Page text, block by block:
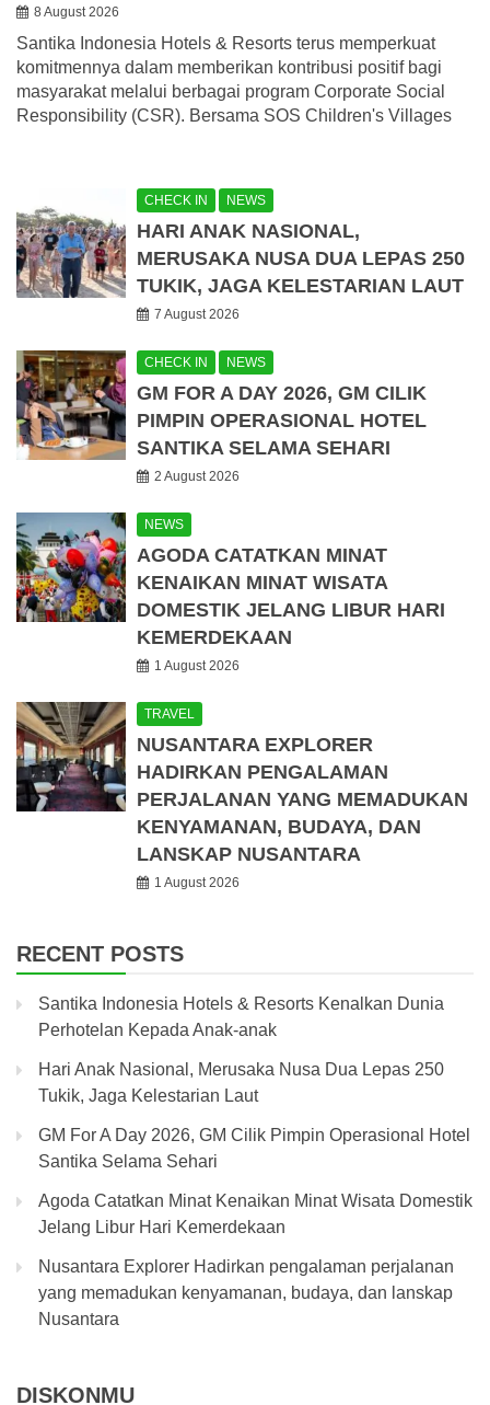
8 August 2026
Santika Indonesia Hotels & Resorts terus memperkuat
komitmennya dalam memberikan kontribusi positif bagi
masyarakat melalui berbagai program Corporate Social
Responsibility (CSR). Bersama SOS Children's Villages
CHECK IN NEWS
HARI ANAK NASIONAL,
MERUSAKA NUSA DUA LEPAS 250
TUKIK, JAGA KELESTARIAN LAUT
7 August 2026
CHECK IN NEWS
GM FOR A DAY 2026, GM CILIK
PIMPIN OPERASIONAL HOTEL
SANTIKA SELAMA SEHARI
2 August 2026
NEWS
AGODA CATATKAN MINAT
KENAIKAN MINAT WISATA
DOMESTIK JELANG LIBUR HARI
KEMERDEKAAN
1 August 2026
TRAVEL
NUSANTARA EXPLORER
HADIRKAN PENGALAMAN
PERJALANAN YANG MEMADUKAN
KENYAMANAN, BUDAYA, DAN
LANSKAP NUSANTARA
1 August 2026
RECENT POSTS
Santika Indonesia Hotels & Resorts Kenalkan Dunia
Perhotelan Kepada Anak-anak
Hari Anak Nasional, Merusaka Nusa Dua Lepas 250
Tukik, Jaga Kelestarian Laut
GM For A Day 2026, GM Cilik Pimpin Operasional Hotel
Santika Selama Sehari
Agoda Catatkan Minat Kenaikan Minat Wisata Domestik
Jelang Libur Hari Kemerdekaan
Nusantara Explorer Hadirkan pengalaman perjalanan
yang memadukan kenyamanan, budaya, dan lanskap
Nusantara
DISKONMU